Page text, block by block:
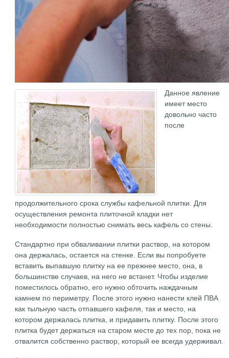
Данное явление
имеет место
довольно часто
после
продолжительного срока службы кафельной плитки. Для
осуществления ремонта плиточной кладки нет
необходимости полностью снимать весь кафель со стены.
Стандартно при обваливании плитки раствор, на котором
она держалась, остается на стенке. Если вы попробуете
вставить выпавшую плитку на ее прежнее место, она, в
большинстве случаев, на него не встанет. Чтобы изделие
поместилось обратно, его нужно обточить наждачным
камнем по периметру. После этого нужно нанести клей ПВА
как тыльную часть отпавшего кафеля, так и место, на
котором держалась плитка, и придавить плитку. После этого
плитка будет держаться на старом месте до тех пор, пока не
отвалится собственно раствор, который ее всегда удерживал.